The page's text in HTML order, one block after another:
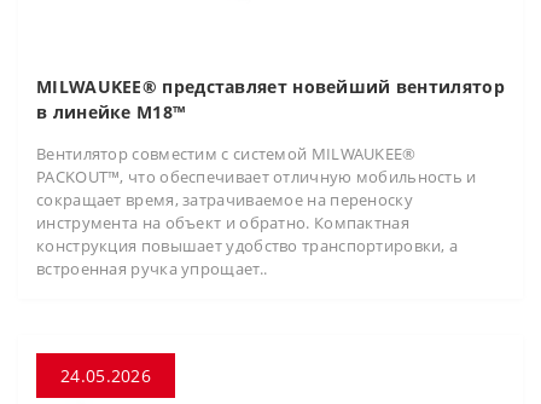
MILWAUKEE® представляет новейший вентилятор
в линейке M18™
Вентилятор совместим с системой MILWAUKEE®
PACKOUT™, что обеспечивает отличную мобильность и
сокращает время, затрачиваемое на переноску
инструмента на объект и обратно. Компактная
конструкция повышает удобство транспортировки, а
встроенная ручка упрощает..
24.05.2026